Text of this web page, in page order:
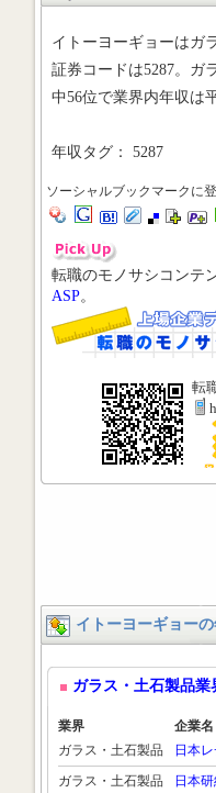
イトーヨーギョーはガ
証券コードは5287。ガ
中56位で業界内年収は
年収タグ： 5287
ソーシャルブックマークに
転職のモノサシコンテ
ASP。
転
イトーヨーギョー
ガラス・土石製品業
業界 企業名
ガラス・土石製品
日本
ガラス・土石製品
日本